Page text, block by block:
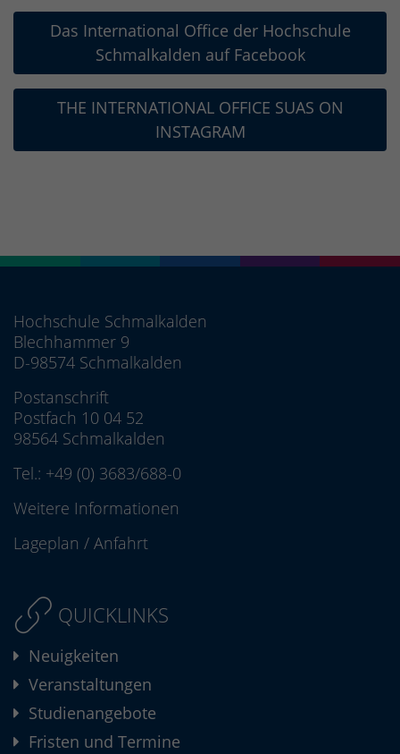
Das International Office der Hochschule
Schmalkalden auf Facebook
THE INTERNATIONAL OFFICE SUAS ON
INSTAGRAM
Hochschule Schmalkalden
Blechhammer 9
D-98574 Schmalkalden
Postanschrift
Postfach 10 04 52
98564 Schmalkalden
Tel.: +49 (0) 3683/688-0
Weitere Informationen
Lageplan / Anfahrt
QUICKLINKS
Neuigkeiten
Veranstaltungen
Studienangebote
Fristen und Termine